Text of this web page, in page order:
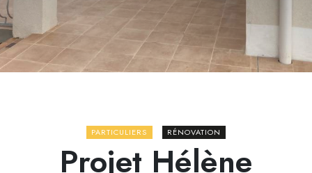
PARTICULIERS RÉNOVATION
Projet Hélène